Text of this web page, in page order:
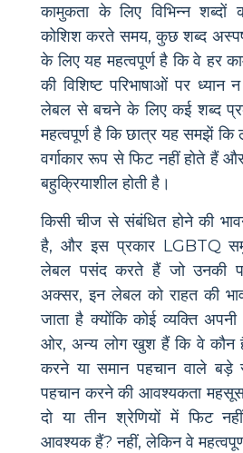
कामुकता के लिए विभिन्न शब्दों
कोशिश करते समय, कुछ शब्द
के लिए यह महत्वपूर्ण है कि वे हर
की विशिष्ट परिभाषाओं पर ध्यान
लेबल से बचने के लिए कई शब्द
महत्वपूर्ण है कि छात्र यह समझें कि
वर्गाकार रूप से फिट नहीं होते हैं
बहुक्रियाशील होती है।
किसी चीज से संबंधित होने की
है, और इस प्रकार LGBTQ
लेबल पसंद करते हैं जो उनकी
अक्सर, इन लेबल को राहत की
जाता है क्योंकि कोई व्यक्ति
ओर, अन्य लोग खुश हैं कि वे कौन
करने या समान पहचान वाले
पहचान करने की आवश्यकता
दो या तीन श्रेणियों में फिट
आवश्यक हैं? नहीं, लेकिन वे